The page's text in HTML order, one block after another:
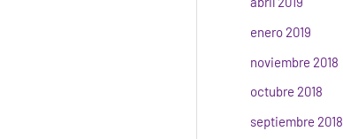
enero 2019
noviembre 2018
octubre 2018
septiembre 2018